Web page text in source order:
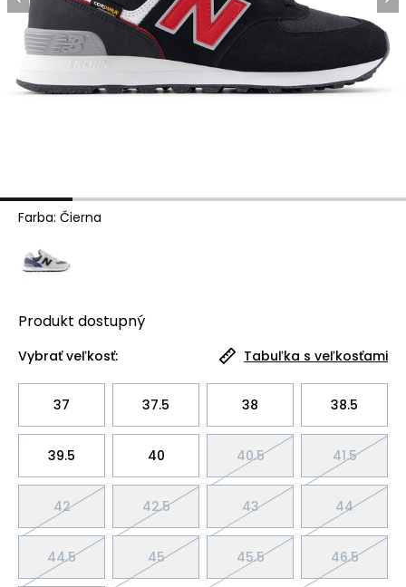
Farba: Čierna
Produkt dostupný
Vybrať veľkosť: Tabuľka s veľkosťami
37 37.5 38 38.5
39.5 40 40.5 41.5
42 42.5 43 44
44.5 45 45.5 46.5